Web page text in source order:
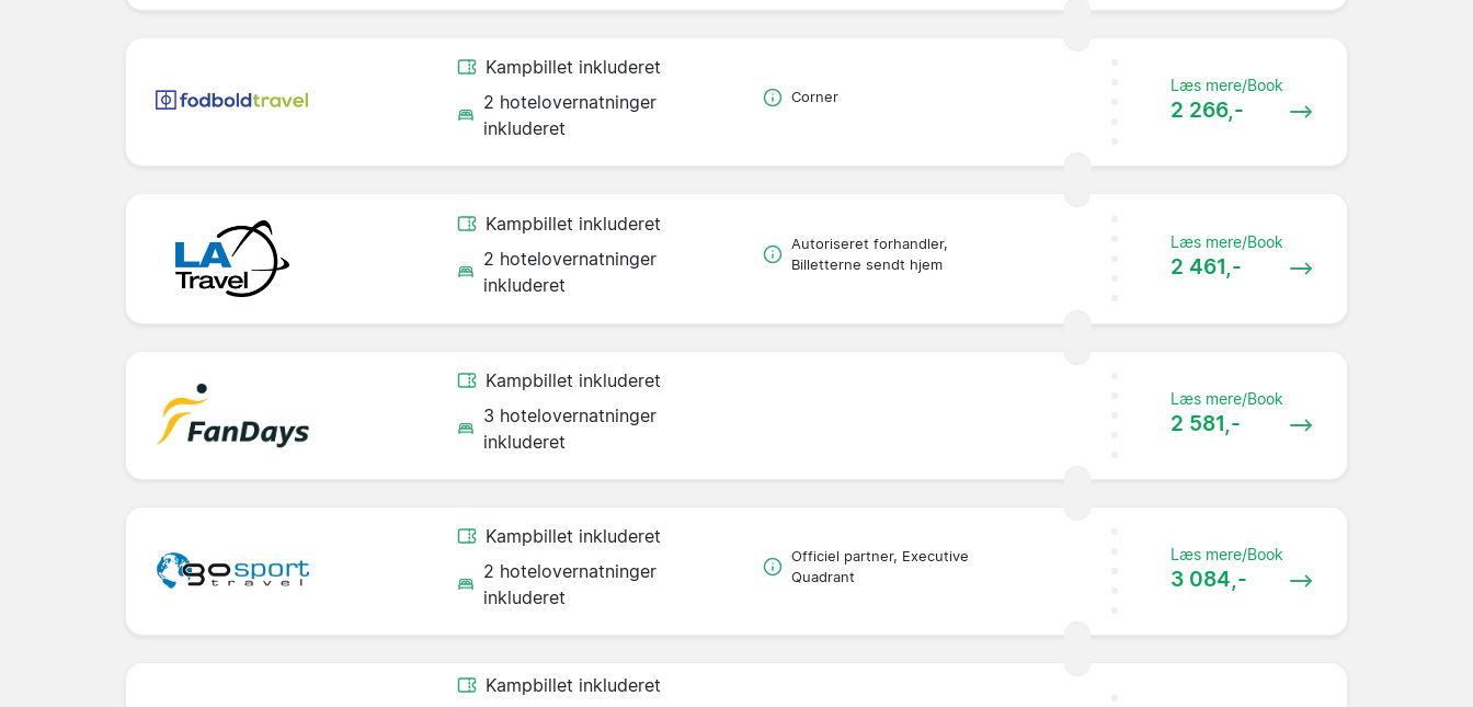
Kampbillet inkluderet
2 hotelovernatninger
inkluderet
Corner
Læs mere/Book
2 266,-
Kampbillet inkluderet
2 hotelovernatninger
inkluderet
Autoriseret forhandler,
Billetterne sendt hjem
Læs mere/Book
2 461,-
Kampbillet inkluderet
3 hotelovernatninger
inkluderet
Læs mere/Book
2 581,-
Kampbillet inkluderet
2 hotelovernatninger
inkluderet
Officiel partner, Executive
Quadrant
Læs mere/Book
3 084,-
Kampbillet inkluderet